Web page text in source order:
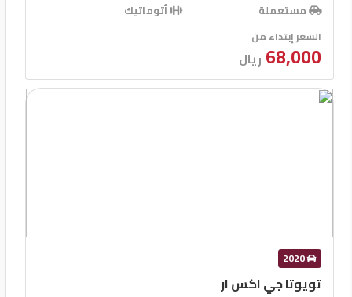
مستعملة
أتوماتيك
السعر إبتداء من
68,000 ريال
2020
تويوتا جي اكس ار